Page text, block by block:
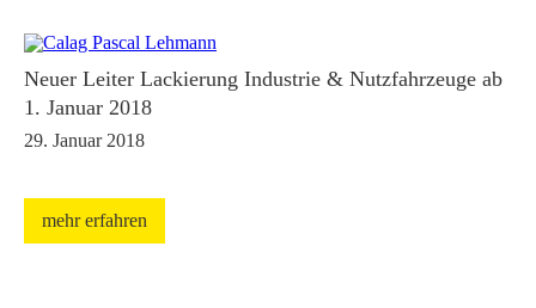
Neuer Leiter Lackierung Industrie & Nutzfahrzeuge ab
1. Januar 2018
29. Januar 2018
mehr erfahren